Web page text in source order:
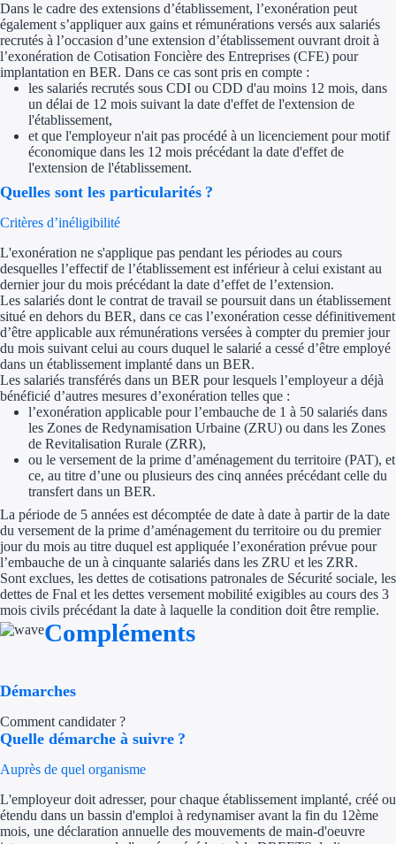
Ressources
FAQ
Blog
Nos partenaires
Dans le cadre des extensions d’établissement, l’exonération peut
également s’appliquer aux gains et rémunérations versés aux salariés
recrutés à l’occasion d’une extension d’établissement ouvrant droit à
l’exonération de Cotisation Foncière des Entreprises (CFE) pour
implantation en BER. Dans ce cas sont pris en compte :
les salariés recrutés sous CDI ou CDD d'au moins 12 mois, dans
un délai de 12 mois suivant la date d'effet de l'extension de
l'établissement,
et que l'employeur n'ait pas procédé à un licenciement pour motif
économique dans les 12 mois précédant la date d'effet de
l'extension de l'établissement.
Quelles sont les particularités ?
Critères d’inéligibilité
L'exonération ne s'applique pas pendant les périodes au cours
desquelles l’effectif de l’établissement est inférieur à celui existant au
dernier jour du mois précédant la date d’effet de l’extension.
Les salariés dont le contrat de travail se poursuit dans un établissement
situé en dehors du BER, dans ce cas l’exonération cesse définitivement
d’être applicable aux rémunérations versées à compter du premier jour
du mois suivant celui au cours duquel le salarié a cessé d’être employé
dans un établissement implanté dans un BER.
Les salariés transférés dans un BER pour lesquels l’employeur a déjà
bénéficié d’autres mesures d’exonération telles que :
l’exonération applicable pour l’embauche de 1 à 50 salariés dans
les Zones de Redynamisation Urbaine (ZRU) ou dans les Zones
de Revitalisation Rurale (ZRR),
ou le versement de la prime d’aménagement du territoire (PAT), et
ce, au titre d’une ou plusieurs des cinq années précédant celle du
transfert dans un BER.
La période de 5 années est décomptée de date à date à partir de la date
du versement de la prime d’aménagement du territoire ou du premier
jour du mois au titre duquel est appliquée l’exonération prévue pour
l’embauche de un à cinquante salariés dans les ZRU et les ZRR.
Sont exclues, les dettes de cotisations patronales de Sécurité sociale, les
dettes de Fnal et les dettes versement mobilité exigibles au cours des 3
mois civils précédant la date à laquelle la condition doit être remplie.
Compléments
Démarches
Comment candidater ?
Quelle démarche à suivre ?
Auprès de quel organisme
L'employeur doit adresser, pour chaque établissement implanté, créé ou
étendu dans un bassin d'emploi à redynamiser avant la fin du 12ème
mois, une déclaration annuelle des mouvements de main-d'oeuvre